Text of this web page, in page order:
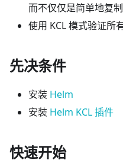
而不仅仅是简单地复
使用 KCL 模式验证所
先决条件
安装 Helm
安装 Helm KCL 插件
快速开始